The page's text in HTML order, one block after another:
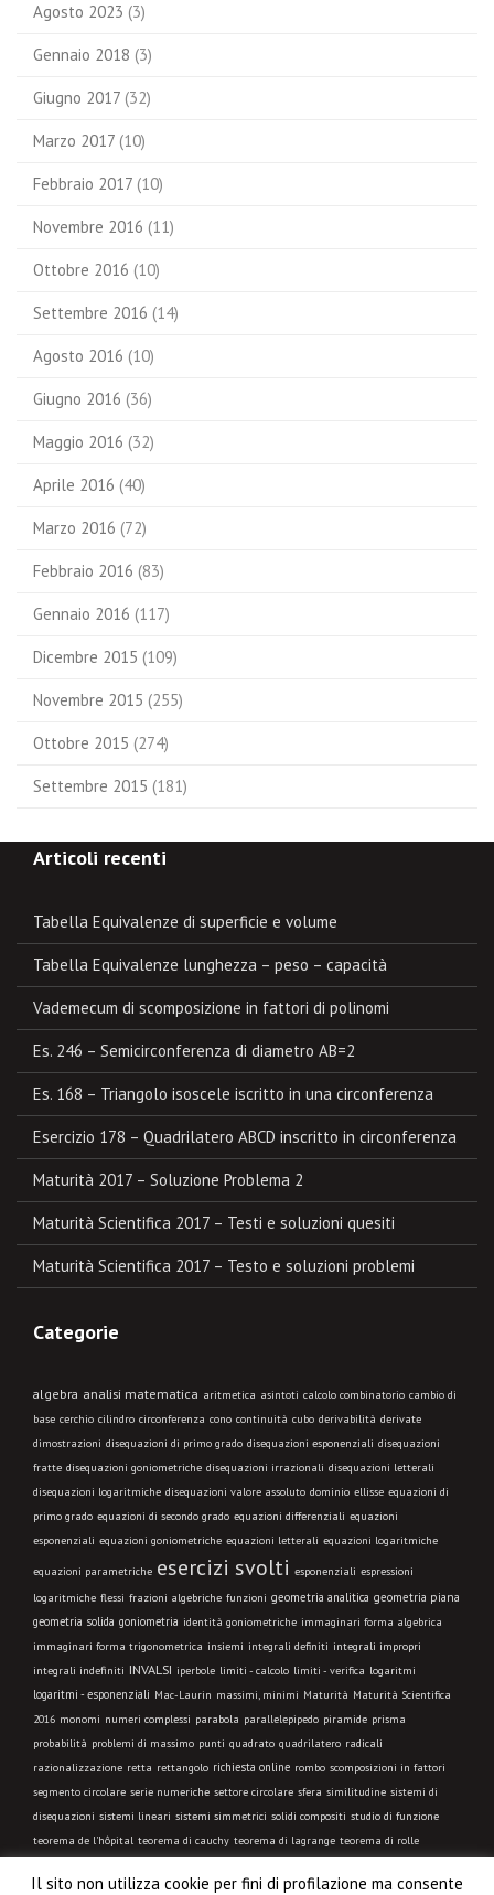
Agosto 2023 (3)
Gennaio 2018 (3)
Giugno 2017 (32)
Marzo 2017 (10)
Febbraio 2017 (10)
Novembre 2016 (11)
Ottobre 2016 (10)
Settembre 2016 (14)
Agosto 2016 (10)
Giugno 2016 (36)
Maggio 2016 (32)
Aprile 2016 (40)
Marzo 2016 (72)
Febbraio 2016 (83)
Gennaio 2016 (117)
Dicembre 2015 (109)
Novembre 2015 (255)
Ottobre 2015 (274)
Settembre 2015 (181)
Articoli recenti
Tabella Equivalenze di superficie e volume
Tabella Equivalenze lunghezza – peso – capacità
Vademecum di scomposizione in fattori di polinomi
Es. 246 – Semicirconferenza di diametro AB=2
Es. 168 – Triangolo isoscele iscritto in una circonferenza
Esercizio 178 – Quadrilatero ABCD inscritto in circonferenza
Maturità 2017 – Soluzione Problema 2
Maturità Scientifica 2017 – Testi e soluzioni quesiti
Maturità Scientifica 2017 – Testo e soluzioni problemi
Categorie
algebra analisi matematica aritmetica asintoti calcolo combinatorio cambio di
base cerchio cilindro circonferenza cono continuità cubo derivabilità derivate
dimostrazioni disequazioni di primo grado disequazioni esponenziali disequazioni
fratte disequazioni goniometriche disequazioni irrazionali disequazioni letterali
disequazioni logaritmiche disequazioni valore assoluto dominio ellisse equazioni di
primo grado equazioni di secondo grado equazioni differenziali equazioni
esponenziali equazioni goniometriche equazioni letterali equazioni logaritmiche
equazioni parametriche esercizi svolti esponenziali espressioni
logaritmiche flessi frazioni algebriche funzioni geometria analitica geometria piana
geometria solida goniometria identità goniometriche immaginari forma algebrica
immaginari forma trigonometrica insiemi integrali definiti integrali impropri
integrali indefiniti INVALSI iperbole limiti - calcolo limiti - verifica logaritmi
logaritmi - esponenziali Mac-Laurin massimi, minimi Maturità Maturità Scientifica
2016 monomi numeri complessi parabola parallelepipedo piramide prisma
probabilità problemi di massimo punti quadrato quadrilatero radicali
razionalizzazione retta rettangolo richiesta online rombo scomposizioni in fattori
segmento circolare serie numeriche settore circolare sfera similitudine sistemi di
disequazioni sistemi lineari sistemi simmetrici solidi compositi studio di funzione
teorema de l'hôpital teorema di cauchy teorema di lagrange teorema di rolle
qualsiasi
triangolo rettangolo trigonometria VIDEO LEZIONE
Il sito non utilizza cookie per fini di profilazione ma consente